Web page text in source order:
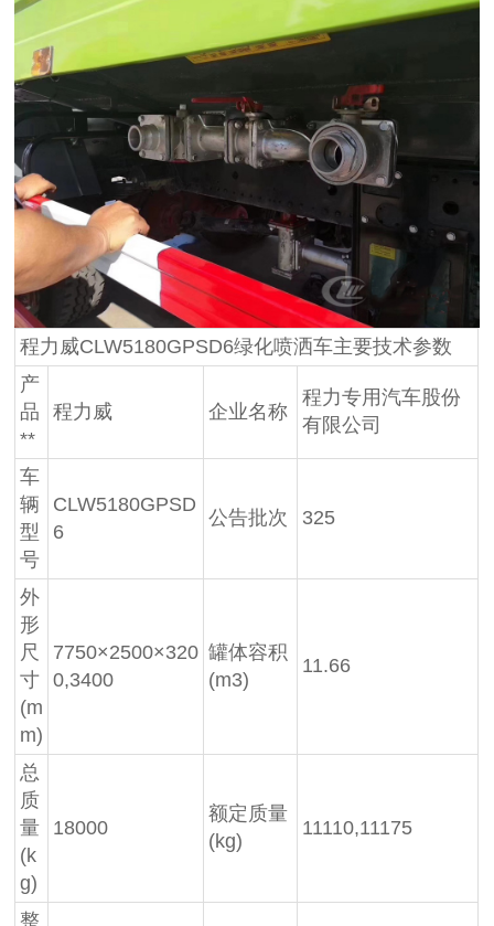
程力威CLW5180GPSD6绿化喷洒车主要技术参数
产
品
**
程力威 企业名称
程力专用汽车股份
有限公司
车
辆
型
号
CLW5180GPSD
6
公告批次 325
外
形
尺
寸
(m
m)
7750×2500×320
0,3400
罐体容积
(m3)
11.66
总
质
量
(k
g)
18000
额定质量
(kg)
11110,11175
整